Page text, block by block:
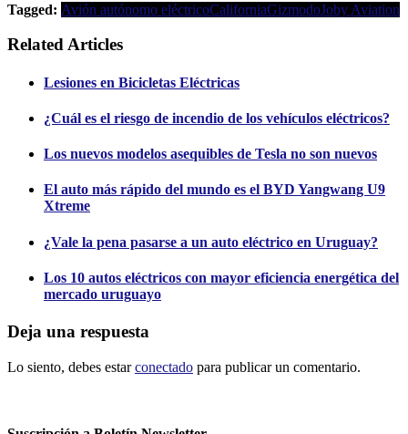
Tagged: Avión autónomo eléctricoCaliforniaGizmodoJoby Aviation
Related Articles
Lesiones en Bicicletas Eléctricas
¿Cuál es el riesgo de incendio de los vehículos eléctricos?
Los nuevos modelos asequibles de Tesla no son nuevos
El auto más rápido del mundo es el BYD Yangwang U9
Xtreme
¿Vale la pena pasarse a un auto eléctrico en Uruguay?
Los 10 autos eléctricos con mayor eficiencia energética del
mercado uruguayo
Deja una respuesta
Lo siento, debes estarconectado para publicar un comentario.